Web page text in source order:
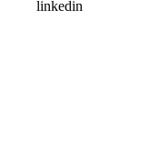
linkedin